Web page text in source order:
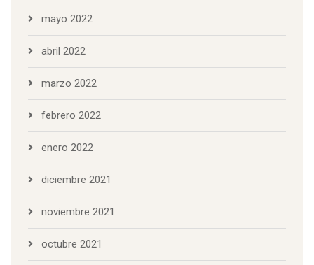
mayo 2022
abril 2022
marzo 2022
febrero 2022
enero 2022
diciembre 2021
noviembre 2021
octubre 2021